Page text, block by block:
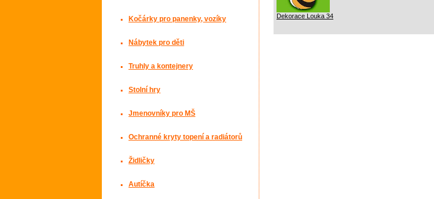
Dekorace Louka 34
Kočárky pro panenky, vozíky
Nábytek pro děti
Truhly a kontejnery
Stolní hry
Jmenovníky pro MŠ
Ochranné kryty topení a radiátorů
Židličky
Autíčka